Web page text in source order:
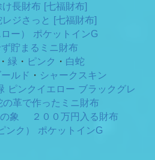
長財布 [七福財布]
レジさっと [七福財布]
ー） ポケットインG
貯まるミニ財布
・ 緑 ・ ピンク ・ 白蛇
ルド ・ シャークスキン
ピンクイエロー ブラックグレ
の革で作ったミニ財布
の象 ２００万円入る財布
ンク） ポケットインG